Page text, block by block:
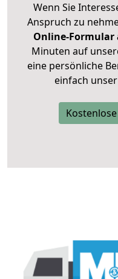
Wenn Sie
Anspruch zu
Online-Formular
Minuten auf
eine persönliche
einfach